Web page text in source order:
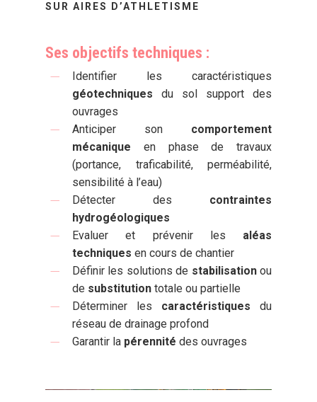
SUR AIRES D’ATHLETISME
Ses objectifs techniques :
Identifier les caractéristiques
géotechniques du sol support des
ouvrages
Anticiper son comportement
mécanique en phase de travaux
(portance, traficabilité, perméabilité,
sensibilité à l’eau)
Détecter des contraintes
hydrogéologiques
Evaluer et prévenir les aléas
techniques en cours de chantier
Définir les solutions de stabilisationou
de substitution totale ou partielle
Déterminer les caractéristiques du
réseau de drainage profond
Garantir la pérennité des ouvrages